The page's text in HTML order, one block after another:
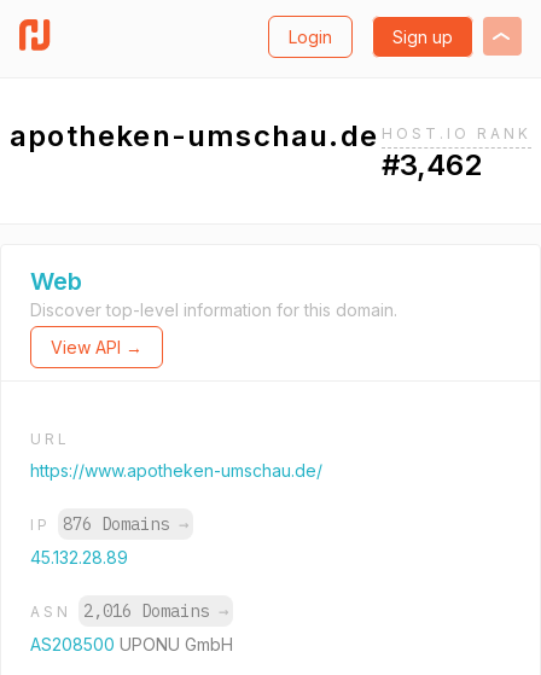
Login Sign up
apotheken-umschau.de HOST.IO RANK
#3,462
Web
Discover top-level information for this domain.
View API →
URL
https://www.apotheken-umschau.de/
IP 876 Domains →
45.132.28.89
ASN 2,016 Domains →
AS208500 UPONU GmbH